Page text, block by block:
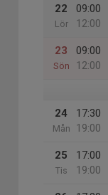
22
Lör
09:00
12:00
23
Sön
09:00
12:00
24
Mån
17:30
19:00
25
Tis
17:00
19:00